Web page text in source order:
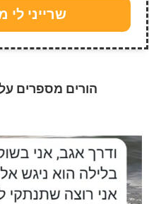
שרייני
הורים מספרים